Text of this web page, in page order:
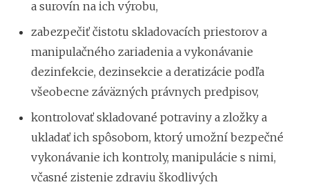
a surovín na ich výrobu,
zabezpečiť čistotu skladovacích priestorov a
manipulačného zariadenia a vykonávanie
dezinfekcie, dezinsekcie a deratizácie podľa
všeobecne záväzných právnych predpisov,
kontrolovať skladované potraviny a zložky a
ukladať ich spôsobom, ktorý umožní bezpečné
vykonávanie ich kontroly, manipulácie s nimi,
včasné zistenie zdraviu škodlivých